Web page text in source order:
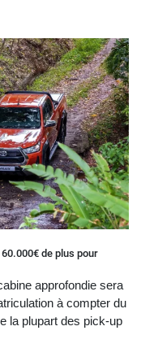
de plus pour
approfondie sera
à compter du
la plupart des pick-up